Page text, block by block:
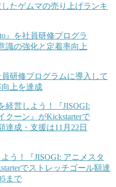
たゲムマの売り上げランキ
研修プログラムに導入して
上を達成
う！『JISOGI: アニメスタ
でストレッチゴール額達
まで